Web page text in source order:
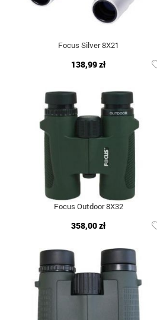
Focus Silver 8X21
138,99 zł
Focus Outdoor 8X32
358,00 zł